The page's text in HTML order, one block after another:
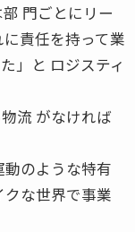
門ごとにリー
責任を持って業
」と ロジスティ
流 がなければ
のような特有
な世界で事業